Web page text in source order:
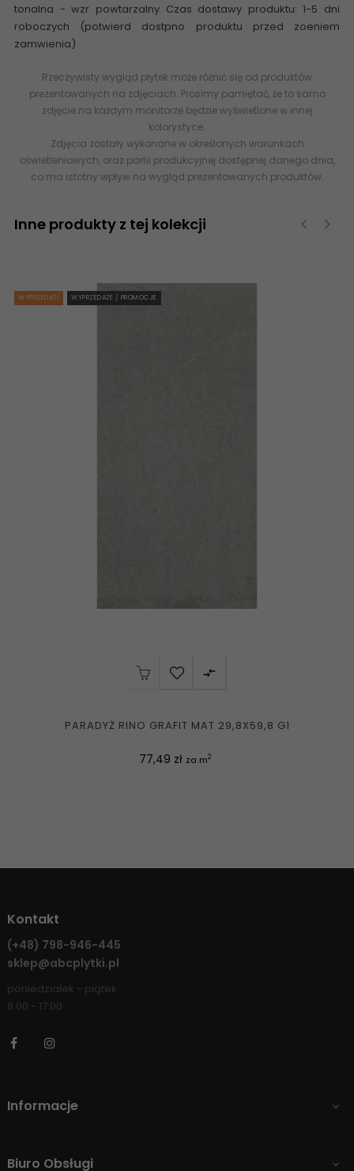
tonalna - wzr powtarzalny Czas dostawy produktu: 1-5 dni
roboczych (potwierd dostpno produktu przed zoeniem
zamwienia)
Rzeczywisty wygląd płytek może różnić się od produktów
prezentowanych na zdjęciach. Prosimy pamiętać, że to samo
zdjęcie na każdym monitorze będzie wyświetlone w innej
kolorystyce.
Zdjęcia zostały wykonane w określonych warunkach
oświetleniowych, oraz partii produkcyjnej dostępnej danego dnia,
co ma istotny wpływ na wygląd prezentowanych produktów.
Inne produkty z tej kolekcji
WYPRZEDAŻ! WYPRZEDAŻE / PROMOCJE

PARADYŻ RINO GRAFIT MAT 29,8X59,8 G1
Cena
77,49 zł za m2
Kontakt
(+48) 798-946-445
sklep@abcplytki.pl
poniedziałek - piątek
8:00 - 17:00
Facebook
Informacje 
Biuro Obsługi 